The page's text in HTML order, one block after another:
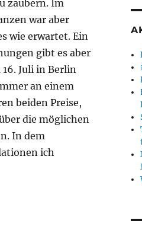
zaubern. Im
war aber
wie erwartet. Ein
gibt es aber
16. Juli in Berlin
an einem
beiden Preise,
die möglichen
In dem
ich